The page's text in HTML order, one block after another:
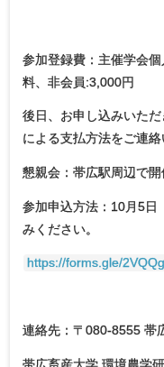
参加登録費：主催学会
料、非会員:3,000円
後日、お申し込みいた
による支払方法をご連絡
懇親会：帯広駅周辺で開
参加申込方法：10月5日
みください。
https://forms.gle/
連絡先：〒080-8555 帯